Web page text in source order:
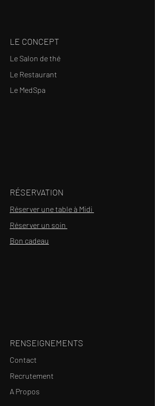
LE CONCEPT
Le Salon de thé
Le Restaurant
Le MedSpa
RÉSERVATION
Réserver une table à Midi
Réserver un soin
Bon cadeau
RENSEIGNEMENTS
Contact
Recrutement
A Propos